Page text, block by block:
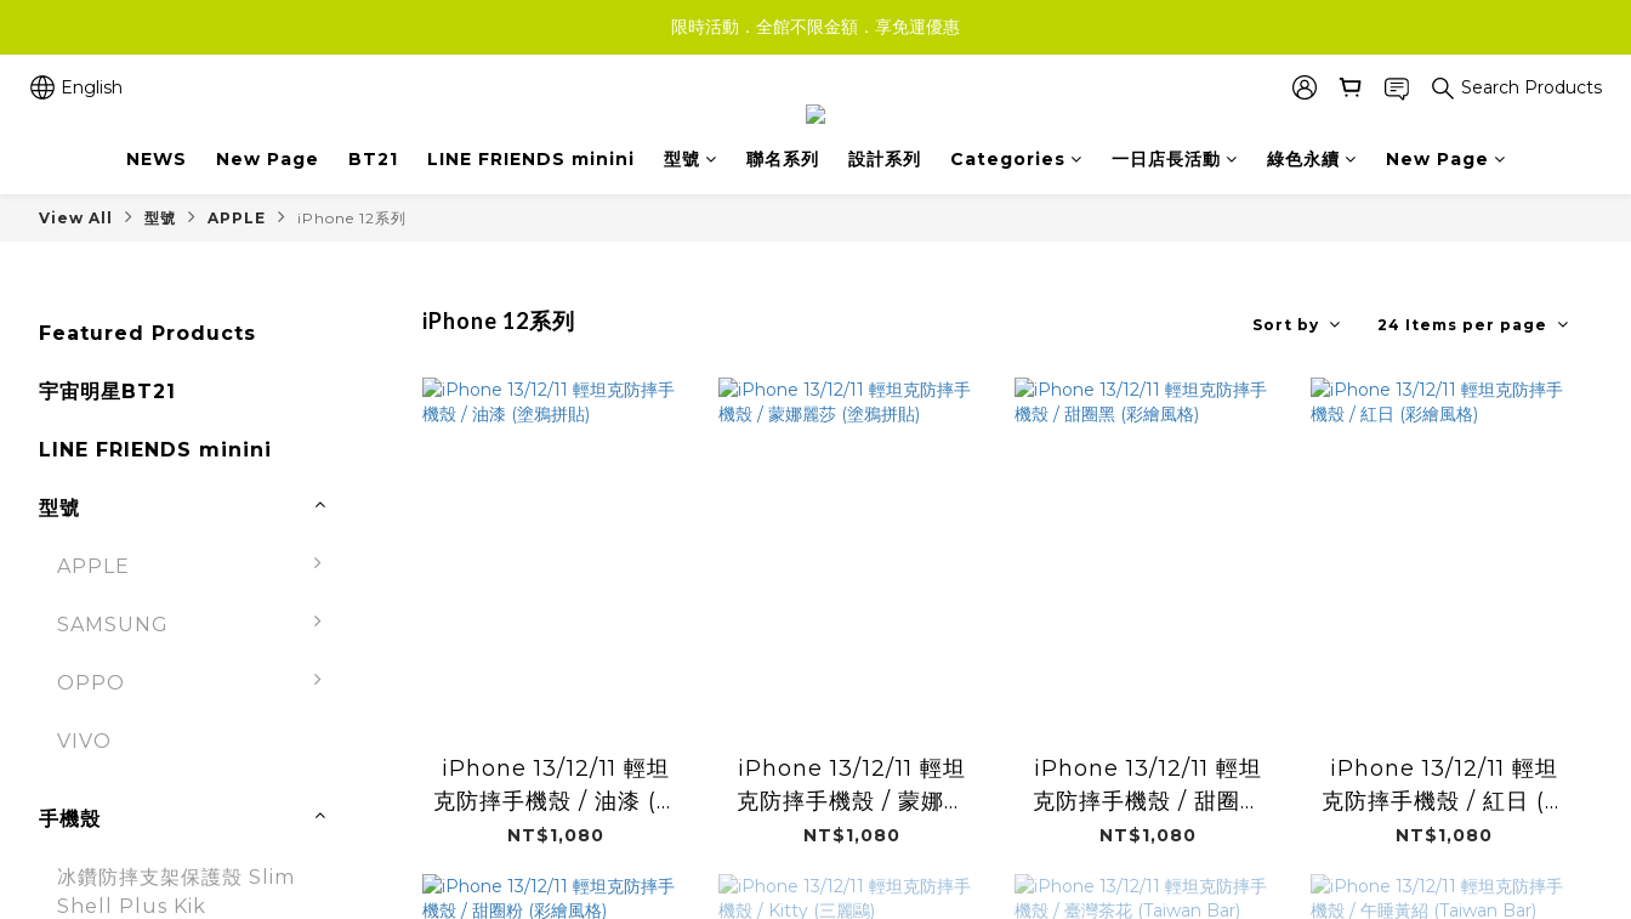
限時活動．全館不限金額．享免運優惠
English Search Products
NEWS New Page BT21 LINE FRIENDS minini 型號 聯名系列 設計系列 Categories 一日店長活動 綠色永續 New Page
View All 型號 APPLE iPhone 12系列
Featured Products
宇宙明星BT21
LINE FRIENDS minini
型號
APPLE
SAMSUNG
OPPO
VIVO
手機殼
冰鑽防摔支架保護殼 Slim
Shell Plus Kik
iPhone 12系列 Sort by 24 Items per page
iPhone 13/12/11 輕坦
克防摔手機殼 / 油漆 (塗
鴉拼貼)
NT$1,080
iPhone 13/12/11 輕坦
克防摔手機殼 / 蒙娜麗
莎 (塗鴉拼貼)
NT$1,080
iPhone 13/12/11 輕坦
克防摔手機殼 / 甜圈黑
(彩繪風格)
NT$1,080
iPhone 13/12/11 輕坦
克防摔手機殼 / 紅日 (彩
繪風格)
NT$1,080